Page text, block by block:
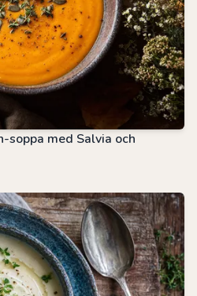
soppa med Salvia och